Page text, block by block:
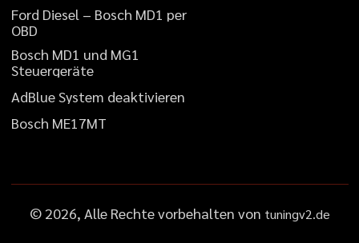
Ford Diesel – Bosch MD1 per
OBD
Bosch MD1 und MG1
Steuergeräte
AdBlueSystem deaktivieren
Bosch ME17MT
© 2026, Alle Rechte vorbehalten von tuningv2.de